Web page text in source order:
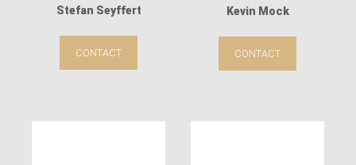
Stefan Seyffert
CONTACT
Kevin Mock
CONTACT